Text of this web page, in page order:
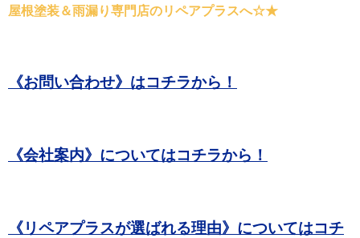
屋根塗装＆雨漏り専門店のリペアプラスへ☆★
《お問い合わせ》はコチラから！
《会社案内》についてはコチラから！
《リペアプラスが選ばれる理由》についてはコチ